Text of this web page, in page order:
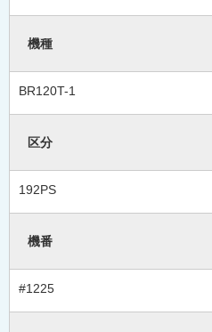
機種
BR120T-1
区分
192PS
機番
#1225